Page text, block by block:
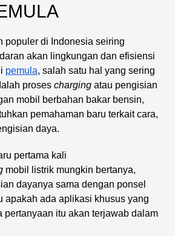
populer di Indonesia seiring
akan lingkungan dan efisiensi
pemula, salah satu hal yang sering
proses charging atau pengisian
mobil berbahan bakar bensin,
pemahaman baru terkait cara,
daya.
pertama kali
mobil listrik mungkin bertanya,
dayanya sama dengan ponsel
apakah ada aplikasi khusus yang
pertanyaan itu akan terjawab dalam